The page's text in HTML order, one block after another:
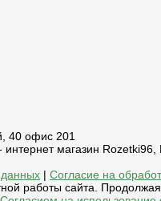
40 офис 201
интернет магазин
| Согласие на
работы сайта.